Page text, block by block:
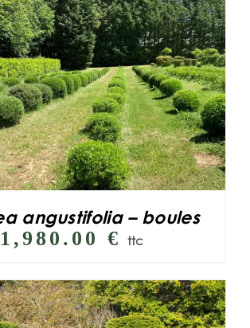
angustifolia – boules
1,980.00 € ttc